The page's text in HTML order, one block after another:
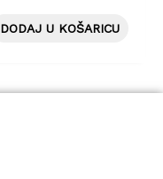
DODAJ U KOŠARICU